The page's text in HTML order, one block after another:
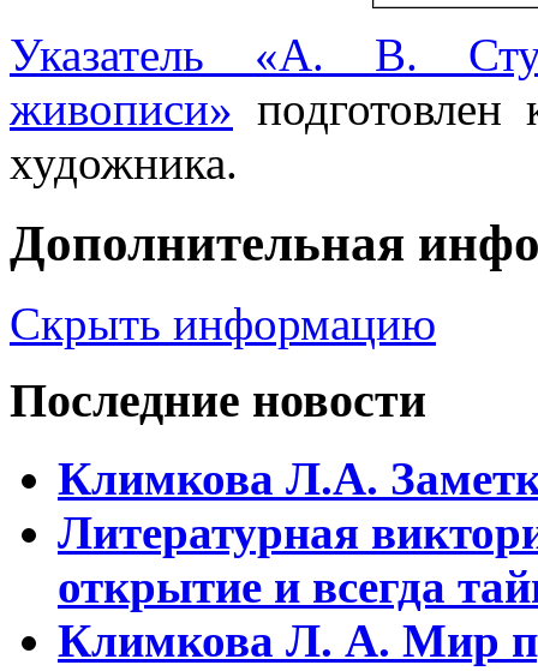
Указатель «А. В.
живописи»
художника.
Дополнительная
Скрыть информацию
Последние новости
Климкова Л.А.
Литературная
открытие и всегда
Климкова Л. А. Мир